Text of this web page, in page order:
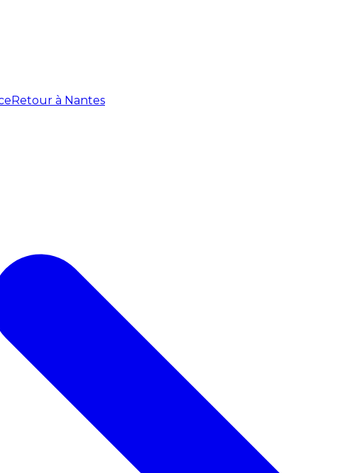
Retour à Nantes